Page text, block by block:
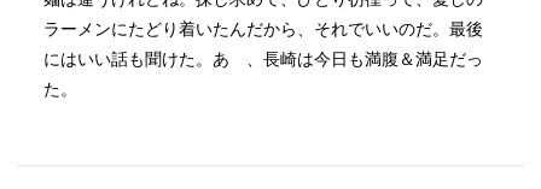
ラーメンにたどり着いたんだから、それでいいのだ。最後
にはいい話も聞けた。あゝ、長崎は今日も満腹＆満足だっ
た。